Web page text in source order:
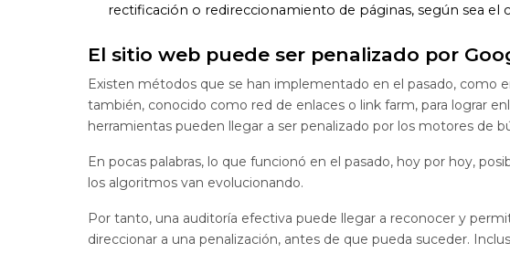
rectificación o redireccionamiento de páginas, según sea el
El sitio web puede ser penalizado por
Existen métodos que se han implementado en el pasado, como
también, conocido como red de enlaces o link farm, para lograr
herramientas pueden llegar a ser penalizado por los motores de
En pocas palabras, lo que funcionó en el pasado, hoy por hoy,
los algoritmos van evolucionando.
Por tanto, una auditoría efectiva puede llegar a reconocer y
direccionar a una penalización, antes de que pueda suceder.